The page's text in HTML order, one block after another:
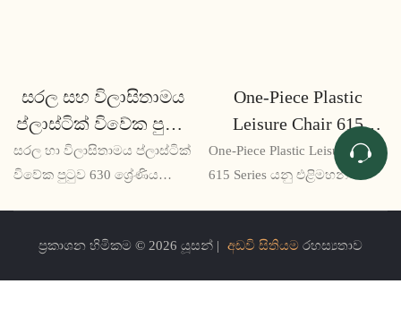
සරල සහ විලාසිතාමය
ප්ලාස්ටික් විවේක පුටුව
630 මාලාව
සරල හා විලාසිතාමය ප්ලාස්ටික්
විවේක පුටුව 630 ශ්‍රේණිය
පවතින ප්ලාස්ටික් වලින් සාදා
One-Piece Plastic
Leisure Chair 615
මාලාව
One-Piece Plastic Leisure Chair
615 Series යනු එළිමහන් හෝ
පවතින පුටුවකි. එහි සිනිඳු
ප්‍රකාශන හිමිකම © 2026 යූසන් | අඩවි සිතියම රහස්‍යතාව